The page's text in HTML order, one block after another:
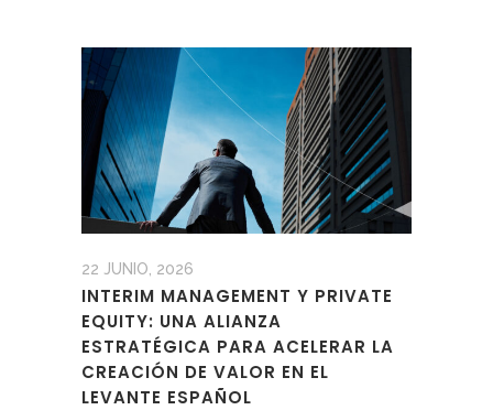
22 JUNIO, 2026
INTERIM MANAGEMENT Y PRIVATE
EQUITY: UNA ALIANZA
ESTRATÉGICA PARA ACELERAR LA
CREACIÓN DE VALOR EN EL
LEVANTE ESPAÑOL